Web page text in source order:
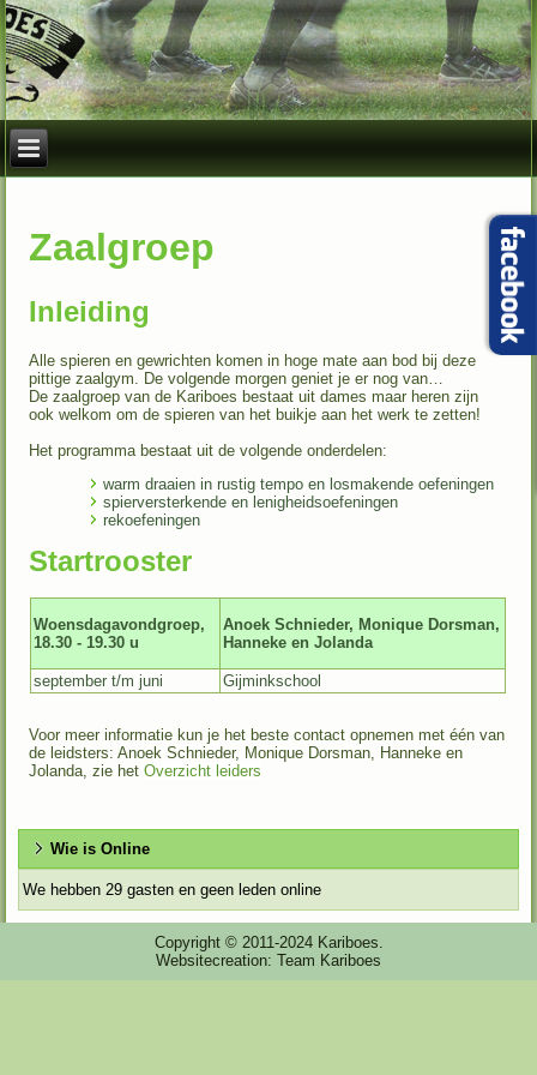
Zaalgroep
Inleiding
Alle spieren en gewrichten komen in hoge mate aan bod bij deze
pittige zaalgym. De volgende morgen geniet je er nog van…
De zaalgroep van de Kariboes bestaat uit dames maar heren zijn
ook welkom om de spieren van het buikje aan het werk te zetten!
Het programma bestaat uit de volgende onderdelen:
warm draaien in rustig tempo en losmakende oefeningen
spierversterkende en lenigheidsoefeningen
rekoefeningen
Startrooster
Woensdagavondgroep,
18.30 - 19.30 u
Anoek Schnieder, Monique Dorsman,
Hanneke en Jolanda
september t/m juni Gijminkschool
Voor meer informatie kun je het beste contact opnemen met één van
de leidsters: Anoek Schnieder, Monique Dorsman, Hanneke en
Jolanda, zie hetOverzicht leiders
Wie is Online
We hebben 29 gasten en geen leden online
Copyright © 2011-2024 Kariboes.
Websitecreation: Team Kariboes